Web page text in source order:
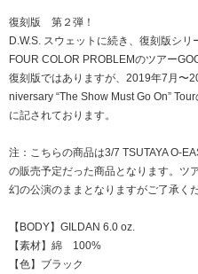
復刻版 第２弾！
D.W.S. スウェットに続き、復刻版シリ
FOUR COLOR PROBLEMのツアー
復刻版ではありますが、2019年7月〜
niversary “The Show Must Go On”
に記されております。
注：こちらの商品は3/7 TSUTAYA O-
の販売予定だった商品となります。ツ
幻の公演のままとなりますがご了承くだ
【BODY】GILDAN 6.0 oz.
【素材】綿 100%
【色】ブラック